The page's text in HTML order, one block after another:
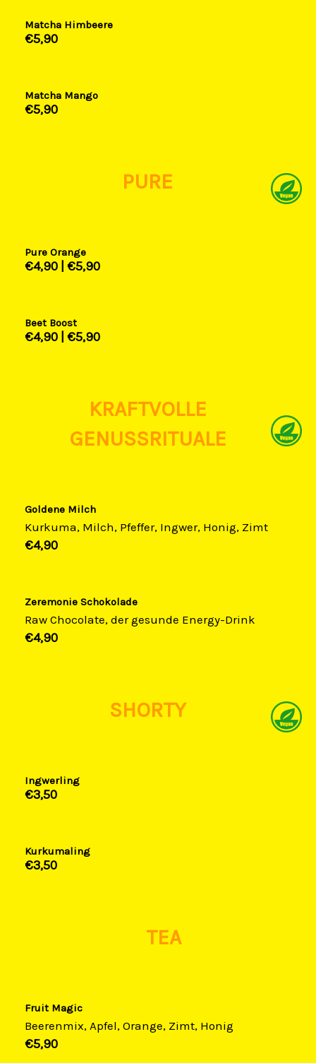
Matcha Himbeere
€5,90​
Matcha Mango
€5,90​
PURE
Pure Orange
€4,90​ | €5,90​
Beet Boost
€4,90​ | €5,90​
KRAFTVOLLE
GENUSSRITUALE
Goldene Milch
Kurkuma, Milch, Pfeffer, Ingwer, Honig, Zimt
€4,90​
Zeremonie Schokolade
Raw Chocolate, der gesunde Energy-Drink
€4,90​
SHORTY
Ingwerling
€3,50​
Kurkumaling
€3,50​
TEA
Fruit Magic
Beerenmix, Apfel, Orange, Zimt, Honig
€5,90​